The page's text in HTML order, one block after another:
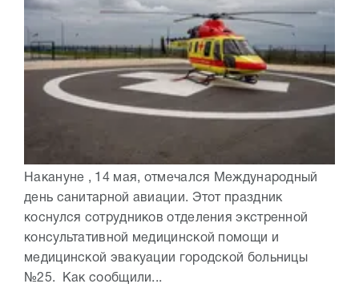
Накануне , 14 мая, отмечался Международный
день санитарной авиации. Этот праздник
коснулся сотрудников отделения экстренной
консультативной медицинской помощи и
медицинской эвакуации городской больницы
№25. Как сообщили...